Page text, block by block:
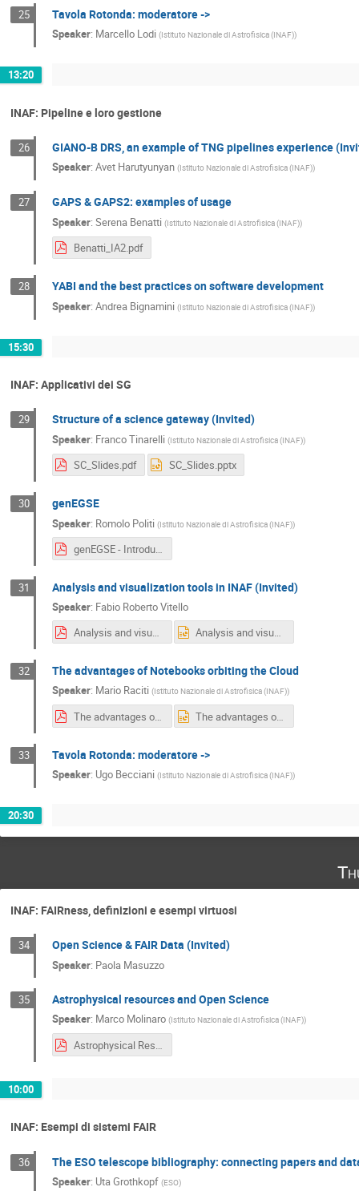
25 Tavola Rotonda: moderatore ->
Speaker: Marcello Lodi (Istituto Nazionale di Astrofisica (INAF))
13:20
INAF: Pipeline e loro gestione
26 GIANO-B DRS, an example of TNG pipelines experience
Speaker: Avet Harutyunyan (Istituto Nazionale di Astrofisica (INAF))
27 GAPS & GAPS2: examples of usage
Speaker: Serena Benatti (Istituto Nazionale di Astrofisica (INAF))
Benatti_IA2.pdf
28 YABI and the best practices on software development
Speaker: Andrea Bignamini (Istituto Nazionale di Astrofisica (INAF))
15:30
INAF: Applicativi dei SG
29 Structure of a science gateway (Invited)
Speaker: Franco Tinarelli (Istituto Nazionale di Astrofisica (INAF))
SC_Slides.pdf SC_Slides.pptx
30 genEGSE
Speaker: Romolo Politi (Istituto Nazionale di Astrofisica (INAF))
genEGSE - Introduction to the project.pdf
31 Analysis and visualization tools in INAF (Invited)
Speaker: Fabio Roberto Vitello
Analysis and visualization tools in INAF.pdf
Analysis and visualization tools in INAF.pptx
32 The advantages of Notebooks orbiting the Cloud
Speaker: Mario Raciti (Istituto Nazionale di Astrofisica (INAF))
The advantages of Notebooks orbiting the Cloud.pdf The advantages of Notebooks orbiting the Cloud.pptx
33 Tavola Rotonda: moderatore ->
Speaker: Ugo Becciani (Istituto Nazionale di Astrofisica (INAF))
20:30
INAF: FAIRness, definizioni e esempi virtuosi
34 Open Science & FAIR Data (Invited)
Speaker: Paola Masuzzo
35 Astrophysical resources and Open Science
Speaker: Marco Molinaro (Istituto Nazionale di Astrofisica (INAF))
Astrophysical Resources and Open Science
10:00
INAF: Esempi di sistemi FAIR
36 The ESO telescope bibliography: connecting papers and
Speaker: Uta Grothkopf (ESO)